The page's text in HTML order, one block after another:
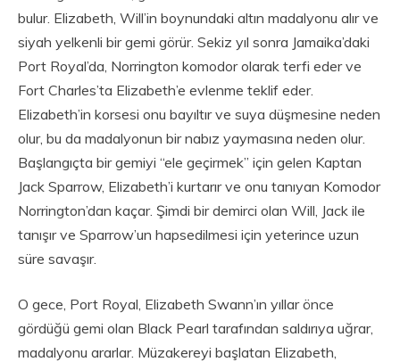
bulur. Elizabeth, Will’in boynundaki altın madalyonu alır ve
siyah yelkenli bir gemi görür. Sekiz yıl sonra Jamaika’daki
Port Royal’da, Norrington komodor olarak terfi eder ve
Fort Charles’ta Elizabeth’e evlenme teklif eder.
Elizabeth’in korsesi onu bayıltır ve suya düşmesine neden
olur, bu da madalyonun bir nabız yaymasına neden olur.
Başlangıçta bir gemiyi “ele geçirmek” için gelen Kaptan
Jack Sparrow, Elizabeth’i kurtarır ve onu tanıyan Komodor
Norrington’dan kaçar. Şimdi bir demirci olan Will, Jack ile
tanışır ve Sparrow’un hapsedilmesi için yeterince uzun
süre savaşır.
O gece, Port Royal, Elizabeth Swann’ın yıllar önce
gördüğü gemi olan Black Pearl tarafından saldırıya uğrar,
madalyonu ararlar. Müzakereyi başlatan Elizabeth,